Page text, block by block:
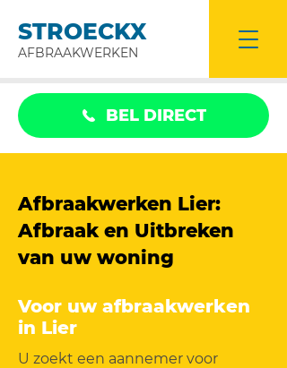
STROECKX
AFBRAAKWERKEN
BEL DIRECT
Afbraakwerken Lier:
Afbraak en Uitbreken
van uw woning
Voor uw afbraakwerken
in Lier
U zoekt een aannemer voor